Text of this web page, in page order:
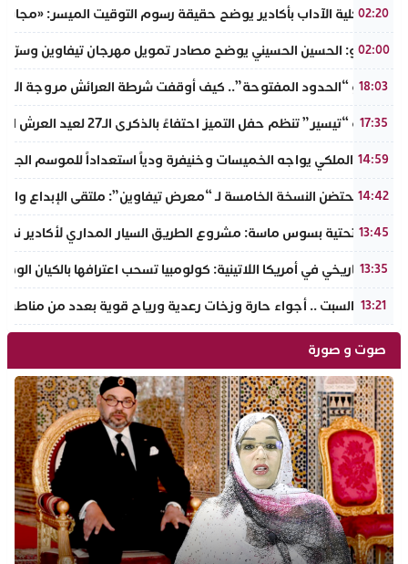
02:20
عميد كلية الآداب بأكادير يوضح حقيقة رسوم التوقيت الميسر:
02:00
بالفيديو: الحسين الحسيني يوضح مصادر تمويل مهرجان تيفاوين وسرّ
18:03
​سيناريو “الحدود المفتوحة”.. كيف أوقفت شرطة العرائش مروجة
17:35
جمعية “تيسير” تنظم حفل التميز احتفاءً بالذكرى الـ27 لعيد العرش المجيد وتطلق مبادرة نبيلة لمحاربة الهدر المدرسي
14:59
الجيش الملكي يواجه الخميسات وخنيفرة ودياً استعداداً للموسم
14:42
إنزكان تحتضن النسخة الخامسة لـ “معرض تيفاوين”: ملتقى الإبداع
13:45
البنية التحتية بسوس ماسة: مشروع الطريق السيار المداري لأكادير
13:35
تحول تاريخي في أمريكا اللاتينية: كولومبيا تسحب اعترافها بالكيان
13:21
طقس السبت .. أجواء حارة وزخات رعدية ورياح قوية بعدد من مناطق
صوت و صورة